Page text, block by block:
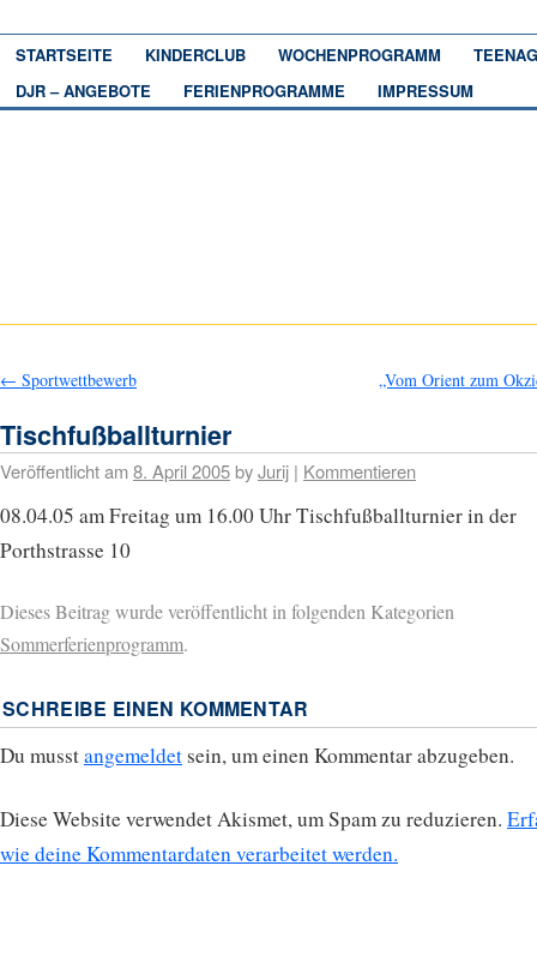
STARTSEITE KINDERCLUB WOCHENPROGRAMM
DJR – ANGEBOTE
FERIENPROGRAMME IMPRESSUM
← Sportwettbewerb „Vom Orient zum
Tischfußballturnier
Veröffentlicht am8. April 2005byJurij | Kommentieren
08.04.05 am Freitag um 16.00 Uhr Tischfußballturnier in der
Porthstrasse 10
Dieses Beitrag wurde veröffentlicht in folgenden Kategorien
Sommerferienprogramm.
SCHREIBE EINEN KOMMENTAR
Du musstangemeldet sein, um einen Kommentar abzugeben.
Diese Website verwendet Akismet, um Spam zu reduzieren.
wie deine Kommentardaten verarbeitet werden.